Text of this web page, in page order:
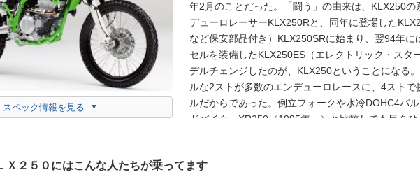
スペック情報を見る
年2月のことだった。「闘う」の由来は、KLX250
デューロレーサーKLX250Rと、同年に登場した
など保安部品付き）KLX250SRに始まり、翌94年
セルを装備したKLX250ES（エレクトリック・スタ
デルチェンジしたのが、KLX250ということになる
ルな2ストが多数のエンデューロレースに、4スト
ルだからであった。倒立フォークや水冷DOHC4バ
ドバイク、XR250（1995年～）と比較しても目を
するためにフューエルインジェクションを備え、外
Ｘ２５０にはこんな人たちが乗ってます